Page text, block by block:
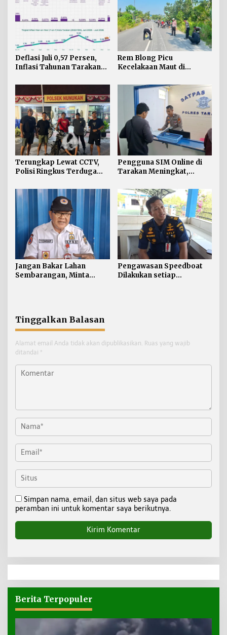
Deflasi Juli 0,57 Persen,
Inflasi Tahunan Tarakan
Rem Blong Picu
Kecelakaan Maut di
Pengendara Meregang
Nyawa
Terungkap Lewat CCTV,
Polisi Ringkus Terduga
Nunukan
Pengguna SIM Online di
Tarakan Meningkat,
Paling Banyak
Jangan Bakar Lahan
Sembarangan, Minta
Pengawasan Speedboat
Dilakukan setiap
Tinggalkan Balasan
Alamat email Anda tidak akan dipublikasikan. Ruas yang wajib
ditandai *
Simpan nama, email, dan situs web saya pada
peramban ini untuk komentar saya berikutnya.
Berita Terpopuler